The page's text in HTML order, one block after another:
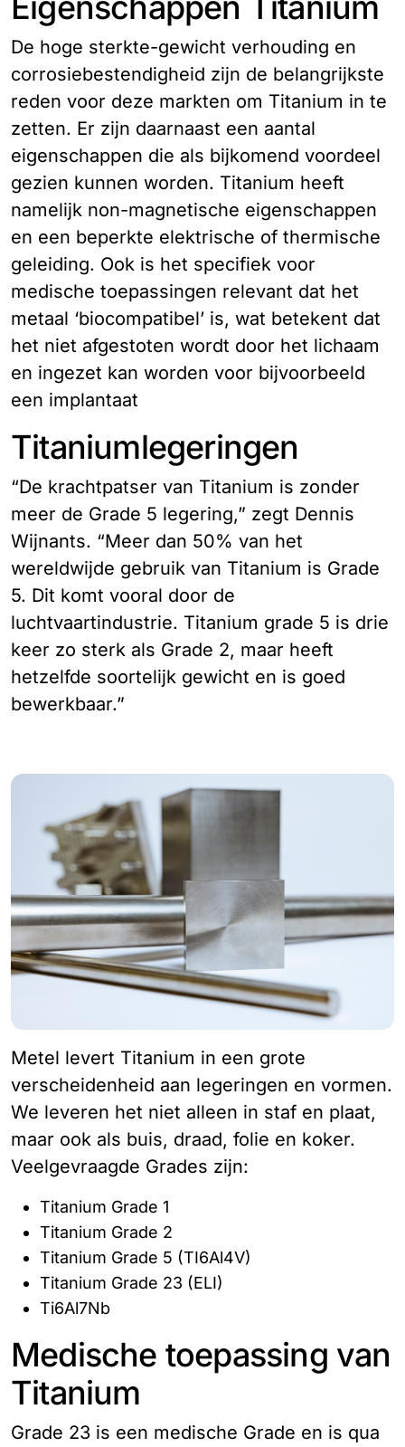
De hoge sterkte-gewicht verhouding en
corrosiebestendigheid zijn de belangrijkste
reden voor deze markten om Titanium in te
zetten. Er zijn daarnaast een aantal
eigenschappen die als bijkomend voordeel
gezien kunnen worden. Titanium heeft
namelijk non-magnetische eigenschappen
en een beperkte elektrische of thermische
geleiding. Ook is het specifiek voor
medische toepassingen relevant dat het
metaal ‘biocompatibel’ is, wat betekent dat
het niet afgestoten wordt door het lichaam
en ingezet kan worden voor bijvoorbeeld
een implantaat
Titaniumlegeringen
“De krachtpatser van Titanium is zonder
meer de Grade 5 legering,” zegt Dennis
Wijnants. “Meer dan 50% van het
wereldwijde gebruik van Titanium is Grade
5. Dit komt vooral door de
luchtvaartindustrie. Titanium grade 5 is drie
keer zo sterk als Grade 2, maar heeft
hetzelfde soortelijk gewicht en is goed
bewerkbaar.”
Metel levert Titanium in een grote
verscheidenheid aan legeringen en vormen.
We leveren het niet alleen in staf en plaat,
maar ook als buis, draad, folie en koker.
Veelgevraagde Grades zijn:
Titanium Grade 1
Titanium Grade 2
Titanium Grade 5 (TI6Al4V)
Titanium Grade 23 (ELI)
Ti6Al7Nb
Medische toepassing van
Titanium
Grade 23 is een medische Grade en is qua